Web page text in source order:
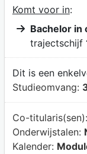
Komt voor in:
Bachelor in
trajectschijf
Dit is een
Studieomvang:
Co-titularis(sen):
Onderwijstalen:
Kalender: